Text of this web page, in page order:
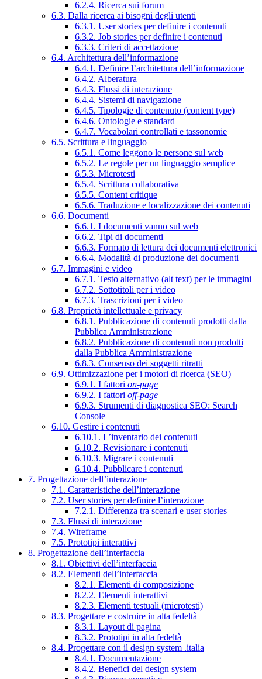
6.2.4. Ricerca sui forum
6.3. Dalla ricerca ai bisogni degli utenti
6.3.1. User stories per definire i contenuti
6.3.2. Job stories per definire i contenuti
6.3.3. Criteri di accettazione
6.4. Architettura dell’informazione
6.4.1. Definire l’architettura dell’informazione
6.4.2. Alberatura
6.4.3. Flussi di interazione
6.4.4. Sistemi di navigazione
6.4.5. Tipologie di contenuto (content type)
6.4.6. Ontologie e standard
6.4.7. Vocabolari controllati e tassonomie
6.5. Scrittura e linguaggio
6.5.1. Come leggono le persone sul web
6.5.2. Le regole per un linguaggio semplice
6.5.3. Microtesti
6.5.4. Scrittura collaborativa
6.5.5. Content critique
6.5.6. Traduzione e localizzazione dei contenuti
6.6. Documenti
6.6.1. I documenti vanno sul web
6.6.2. Tipi di documenti
6.6.3. Formato di lettura dei documenti elettronici
6.6.4. Modalità di produzione dei documenti
6.7. Immagini e video
6.7.1. Testo alternativo (alt text) per le immagini
6.7.2. Sottotitoli per i video
6.7.3. Trascrizioni per i video
6.8. Proprietà intellettuale e privacy
6.8.1. Pubblicazione di contenuti prodotti dalla
Pubblica Amministrazione
6.8.2. Pubblicazione di contenuti non prodotti
dalla Pubblica Amministrazione
6.8.3. Consenso dei soggetti ritratti
6.9. Ottimizzazione per i motori di ricerca (SEO)
6.9.1. I fattori on-page
6.9.2. I fattori off-page
6.9.3. Strumenti di diagnostica SEO: Search
Console
6.10. Gestire i contenuti
6.10.1. L’inventario dei contenuti
6.10.2. Revisionare i contenuti
6.10.3. Migrare i contenuti
6.10.4. Pubblicare i contenuti
7. Progettazione dell’interazione
7.1. Caratteristiche dell’interazione
7.2. User stories per definire l’interazione
7.2.1. Differenza tra scenari e user stories
7.3. Flussi di interazione
7.4. Wireframe
7.5. Prototipi interattivi
8. Progettazione dell’interfaccia
8.1. Obiettivi dell’interfaccia
8.2. Elementi dell’interfaccia
8.2.1. Elementi di composizione
8.2.2. Elementi interattivi
8.2.3. Elementi testuali (microtesti)
8.3. Progettare e costruire in alta fedeltà
8.3.1. Layout di pagina
8.3.2. Prototipi in alta fedeltà
8.4. Progettare con il design system .italia
8.4.1. Documentazione
8.4.2. Benefici del design system